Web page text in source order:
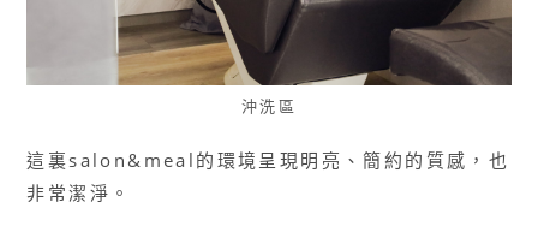
沖洗區
這裏salon&meal的環境呈現明亮、簡約的質感，也
非常潔淨。